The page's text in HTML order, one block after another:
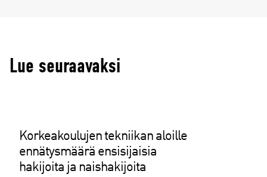
Lue seuraavaksi
Korkeakoulujen tekniikan aloille
ennätysmäärä ensisijaisia
hakijoita ja naishakijoita